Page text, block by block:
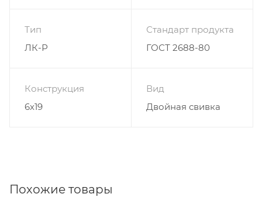
Тип
ЛК-Р
Стандарт продукта
ГОСТ 2688-80
Конструкция
6х19
Вид
Двойная свивка
Похожие товары